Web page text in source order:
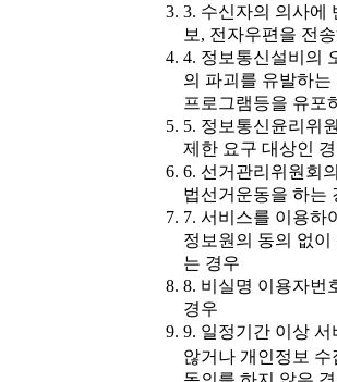
3. 수신자의 의사에
보, 전자우편을 전
4. 정보통신설비의
의 파괴를 유발하
프로그램등을 유포
5. 정보통신윤리위
제한 요구 대상인
6. 선거관리위원회
법선거운동을 하는
7. 서비스를 이용하
정보원의 동의 없
는 경우
8. 비실명 이용자번
경우
9. 일정기간 이상 서
않거나 개인정보 수